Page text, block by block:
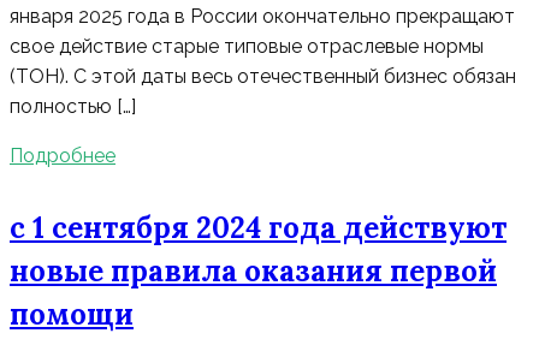
января 2025 года в России окончательно прекращают
свое действие старые типовые отраслевые нормы
(ТОН). С этой даты весь отечественный бизнес обязан
полностью […]
Подробнее
с 1 сентября 2024 года действуют
новые правила оказания первой
помощи